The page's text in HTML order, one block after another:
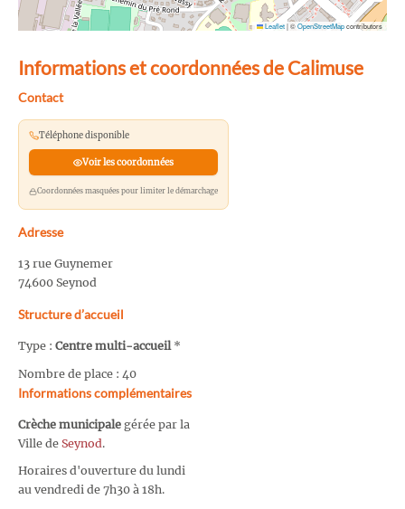
Leaflet|©OpenStreetMapcontributors
Informations et coordonnées de Calimuse
Contact
Téléphone disponible
Voir les coordonnées
Coordonnées masquées pour limiter le démarchage
Adresse
13 rue Guynemer
74600 Seynod
Structure d’accueil
Type : Centre multi-accueil*
Nombre de place : 40
Informations complémentaires
Crèche municipale gérée par la
Ville de Seynod .
Horaires d'ouverture du lundi
au vendredi de 7h30 à 18h.